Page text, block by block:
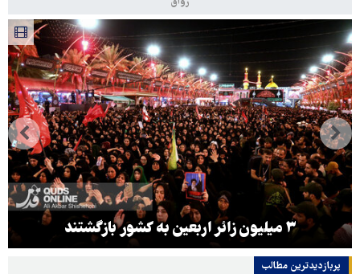
۳ میلیون زائر اربعین به کشور بازگشتند
پربازدیدترین‌ مطالب